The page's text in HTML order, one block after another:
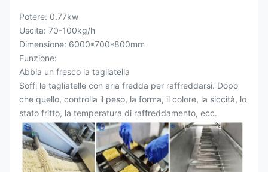
Potere: 0.77kw
Uscita: 70-100kg/h
Dimensione: 6000*700*800mm
Funzione:
Abbia un fresco la tagliatella
Soffi le tagliatelle con aria fredda per raffreddarsi. Dopo
che quello, controlla il peso, la forma, il colore, la siccità, lo
stato fritto, la temperatura di raffreddamento, ecc.